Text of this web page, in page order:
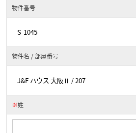
物件番号
物件名 / 部屋番号
※姓